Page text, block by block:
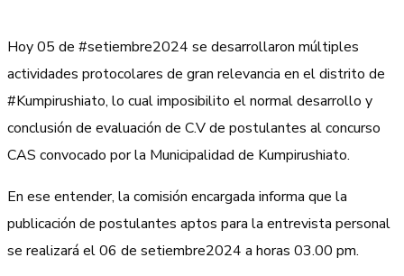
Hoy 05 de #setiembre2024 se desarrollaron múltiples
actividades protocolares de gran relevancia en el distrito de
#Kumpirushiato, lo cual imposibilito el normal desarrollo y
conclusión de evaluación de C.V de postulantes al concurso
CAS convocado por la Municipalidad de Kumpirushiato.
En ese entender, la comisión encargada informa que la
publicación de postulantes aptos para la entrevista personal
se realizará el 06 de setiembre2024 a horas 03.00 pm.